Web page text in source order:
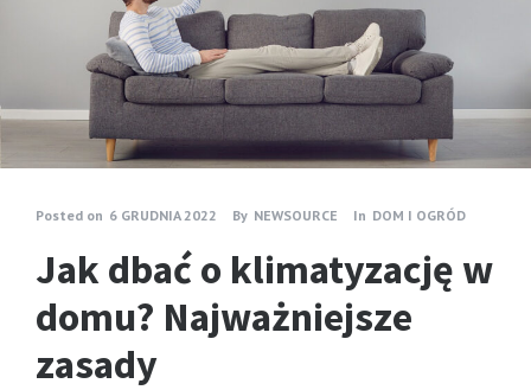
Posted on 6 GRUDNIA 2022 By NEWSOURCE In DOM I OGRÓD
Jak dbać o klimatyzację w
domu? Najważniejsze
zasady